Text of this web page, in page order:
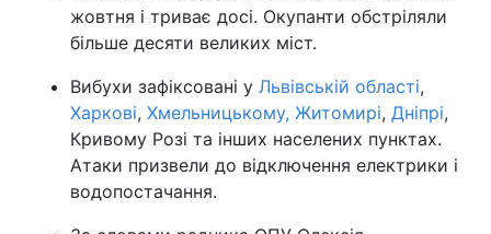
жовтня і триває досі. Окупанти обстріляли
більше десяти великих міст.
Вибухи зафіксовані у Львівській області,
Харкові, Хмельницькому, Житомирі, Дніпрі,
Кривому Розі та інших населених пунктах.
Атаки призвели до відключення електрики і
водопостачання.